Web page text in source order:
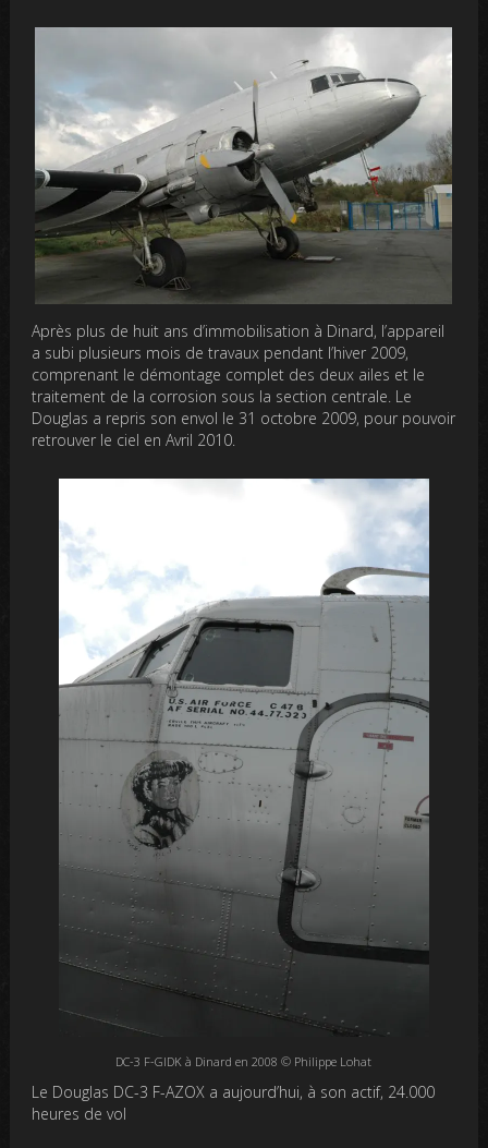
Après plus de huit ans d’immobilisation à Dinard, l’appareil
a subi plusieurs mois de travaux pendant l’hiver 2009,
comprenant le démontage complet des deux ailes et le
traitement de la corrosion sous la section centrale. Le
Douglas a repris son envol le 31 octobre 2009, pour pouvoir
retrouver le ciel en Avril 2010.
DC-3 F-GIDK à Dinard en 2008 © Philippe Lohat
Le Douglas DC-3 F-AZOX a aujourd’hui, à son actif, 24.000
heures de vol